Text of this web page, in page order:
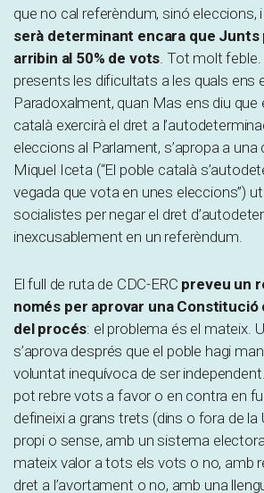
que no cal referèndum, sinó eleccions,
serà determinant encara que Junts
arribin al 50% de vots . Tot molt
presents les dificultats a les quals ens
Paradoxalment, quan Mas ens diu que
català exercirà el dret a
eleccions al Parlament, s’apropa a
Miquel Iceta (“El poble català
vegada que vota en unes eleccions”)
socialistes per negar el dret
inexcusablement en un referèndum.
El full de ruta de CDC-ERC preveu un
només per aprovar una Constitució
del procés: el problema és el mateix.
s’aprova després que el poble hagi
voluntat inequívoca de ser
pot rebre vots a favor o en contra en
defineixi a grans trets (dins o fora de la
propi o sense, amb un sistema
mateix valor a tots els vots o no, amb
dret a l’avortament o no, amb una